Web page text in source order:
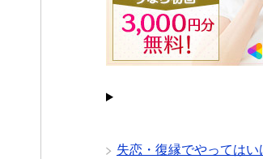
失恋・復縁でやってはい